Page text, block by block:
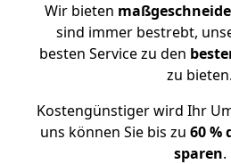
Wir bieten
sind immer bestrebt,
besten Service zu den
zu bieten.
Kostengünstiger wird Ihr
uns können Sie bis zu 60 %
sparen.